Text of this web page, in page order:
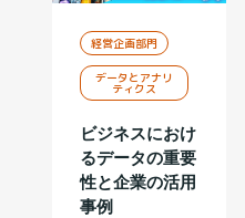
経営企画部門
データとアナリ
ティクス
ビジネスにおけ
るデータの重要
性と企業の活用
事例